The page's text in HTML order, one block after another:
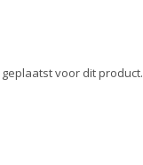
voor dit product.